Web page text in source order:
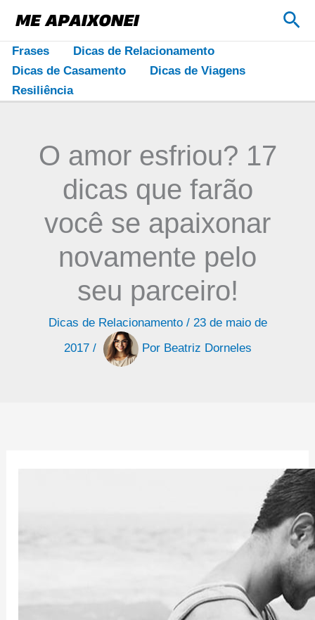
para
conteúdo
Frases
Dicas de Relacionamento
Dicas de Casamento
Dicas de Viagens
Resiliência
O amor esfriou? 17
dicas que farão
você se apaixonar
novamente pelo
seu parceiro!
Dicas de Relacionamento/ 23 de maio de
2017 / Por Beatriz Dorneles